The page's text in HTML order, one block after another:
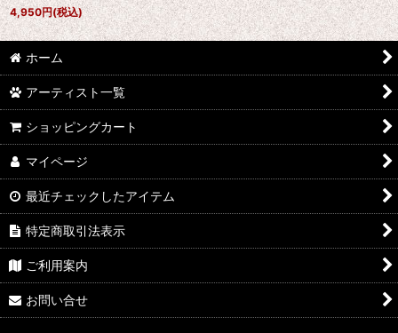
4,950円(税込)
ホーム
アーティスト一覧
ショッピングカート
マイページ
最近チェックしたアイテム
特定商取引法表示
ご利用案内
お問い合せ